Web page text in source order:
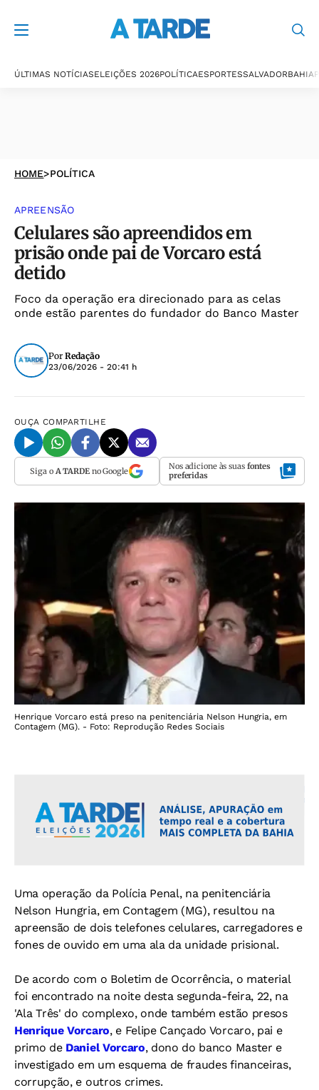
ÚLTIMAS NOTÍCIASELEIÇÕES 2026POLÍTICAESPORTESSALVADORBAHIA
HOME>POLÍTICA
APREENSÃO
Celulares são apreendidos em
prisão onde pai de Vorcaro está
detido
Foco da operação era direcionado para as celas
onde estão parentes do fundador do Banco Master
Por Redação
23/06/2026 - 20:41 h
OUÇA COMPARTILHE
Siga o A TARDEno Google Nos adicione às suas fontes
preferidas
Henrique Vorcaro está preso na penitenciária Nelson Hungria, em
Contagem (MG). - Foto: Reprodução Redes Sociais
Uma operação da Polícia Penal, na penitenciária
Nelson Hungria, em Contagem (MG), resultou na
apreensão de dois telefones celulares, carregadores e
fones de ouvido em uma ala da unidade prisional.
De acordo com o Boletim de Ocorrência, o material
foi encontrado na noite desta segunda-feira, 22, na
'Ala Três' do complexo, onde também estão presos
Henrique Vorcaro, e Felipe Cançado Vorcaro, pai e
primo de Daniel Vorcaro, dono do banco Master e
investigado em um esquema de fraudes financeiras,
corrupção, e outros crimes.